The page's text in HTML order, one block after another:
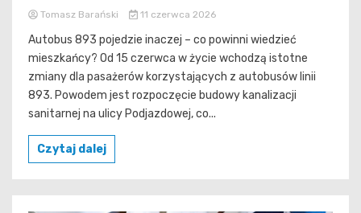
Tomasz Barański 11 czerwca 2026
Autobus 893 pojedzie inaczej – co powinni wiedzieć
mieszkańcy? Od 15 czerwca w życie wchodzą istotne
zmiany dla pasażerów korzystających z autobusów linii
893. Powodem jest rozpoczęcie budowy kanalizacji
sanitarnej na ulicy Podjazdowej, co...
Czytaj dalej